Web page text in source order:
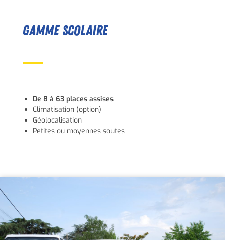
GAMME SCOLAIRE
De 8 à 63 places assises
Climatisation (option)
Géolocalisation
Petites ou moyennes soutes